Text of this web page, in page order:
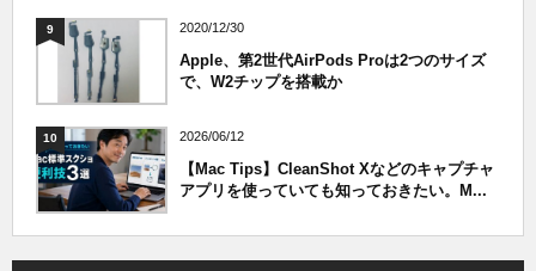
9 2020/12/30
Apple、第2世代AirPods Proは2つのサイズ
で、W2チップを搭載か
10 2026/06/12
【Mac Tips】CleanShot Xなどのキャプチャ
アプリを使っていても知っておきたい。M...